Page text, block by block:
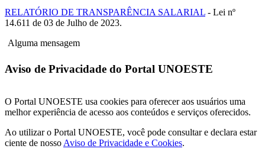
RELATÓRIO DE TRANSPARÊNCIA SALARIAL - Lei nº
14.611 de 03 de Julho de 2023.
Alguma mensagem
Aviso de Privacidade do Portal UNOESTE
O Portal UNOESTE usa cookies para oferecer aos usuários uma
melhor experiência de acesso aos conteúdos e serviços oferecidos.
Ao utilizar o Portal UNOESTE, você pode consultar e declara estar
ciente de nosso Aviso de Privacidade e Cookies.